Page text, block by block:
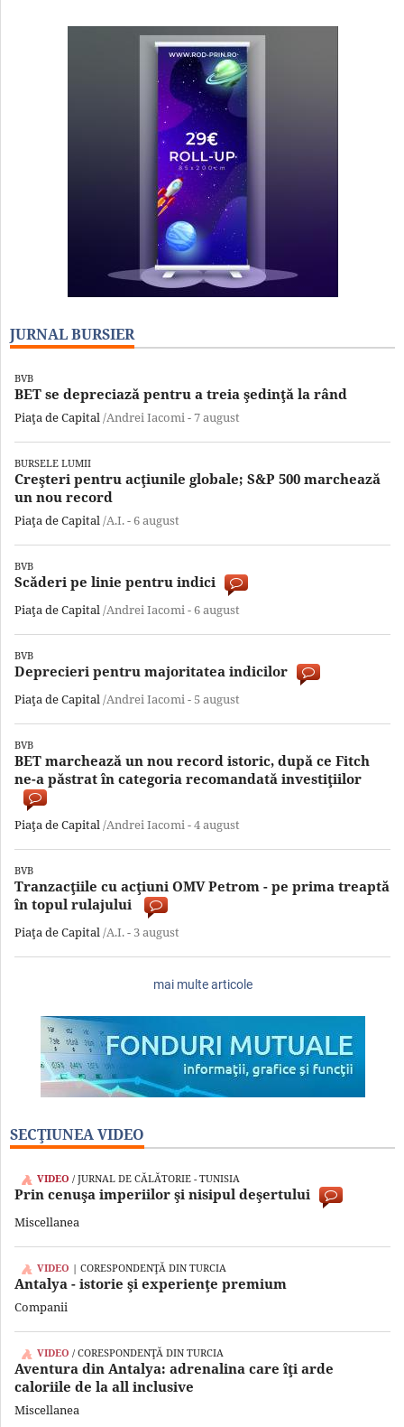
JURNAL BURSIER
BVB
BET se depreciază pentru a treia şedinţă la rând
Piaţa de Capital/Andrei Iacomi -7 august
BURSELE LUMII
Creşteri pentru acţiunile globale; S&P 500 marchează
un nou record
Piaţa de Capital/A.I. -6 august
BVB
Scăderi pe linie pentru indici
Piaţa de Capital/Andrei Iacomi -6 august
BVB
Deprecieri pentru majoritatea indicilor
Piaţa de Capital/Andrei Iacomi - 5 august
BVB
BET marchează un nou record istoric, după ce Fitch
ne-a păstrat în categoria recomandată investiţiilor
Piaţa de Capital/Andrei Iacomi -4 august
BVB
Tranzacţiile cu acţiuni OMV Petrom - pe prima treaptă
în topul rulajului
Piaţa de Capital/A.I. - 3 august
mai multe articole
SECŢIUNEA VIDEO
VIDEO / JURNAL DE CĂLĂTORIE - TUNISIA
Prin cenuşa imperiilor şi nisipul deşertului
Miscellanea
VIDEO | CORESPONDENŢĂ DIN TURCIA
Antalya - istorie şi experienţe premium
Companii
VIDEO / CORESPONDENŢĂ DIN TURCIA
Aventura din Antalya: adrenalina care îţi arde
caloriile de la all inclusive
Miscellanea